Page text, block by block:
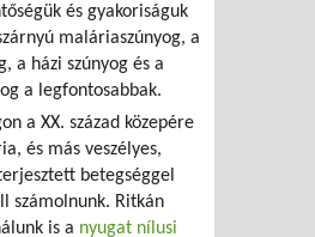
és gyakoriságuk
maláriaszúnyog, a
a házi szúnyog és a
a legfontosabbak.
a XX. század közepére
és más veszélyes,
betegséggel
számolnunk. Ritkán
is a nyugat nílusi